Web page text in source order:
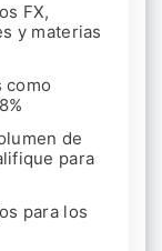
FX,
y materias
como
de
para
para los